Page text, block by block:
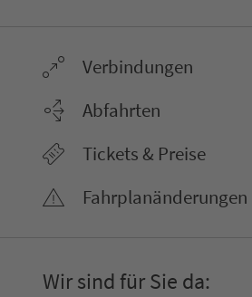
Ver­bin­dungen
Abfahrten
Tickets & Preise
Fahr­plan­ände­rungen
Wir sind für Sie da: